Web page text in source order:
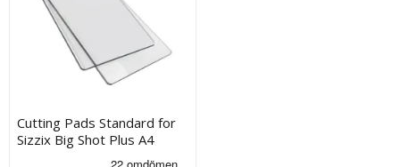
Cutting Pads Standard for
Sizzix Big Shot Plus A4